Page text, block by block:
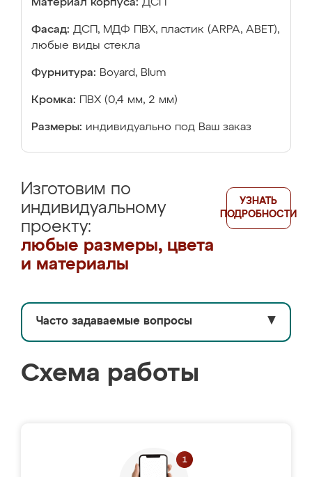
Материал корпуса: ДСП
Фасад: ДСП, МДФ ПВХ, пластик (ARPA, ABET),
любые виды стекла
Фурнитура: Boyard, Blum
Кромка: ПВХ (0,4 мм, 2 мм)
Размеры: индивидуально под Ваш заказ
Изготовим по
индивидуальному
проекту:
любые размеры, цвета
и материалы
УЗНАТЬ
ПОДРОБНОСТИ
Часто задаваемые вопросы ▼
Схема работы